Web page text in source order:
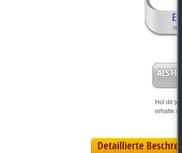
ALS
Hol dir
erhalte
Detaillierte